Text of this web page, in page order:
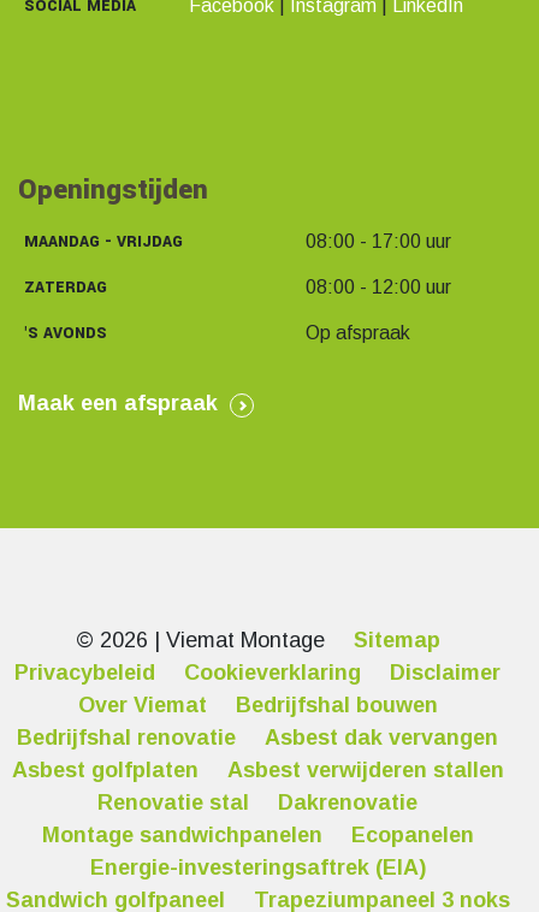
SOCIAL MEDIA Facebook| Instagram| LinkedIn
Openingstijden
MAANDAG - VRIJDAG 08:00 - 17:00 uur
ZATERDAG 08:00 - 12:00 uur
'S AVONDS Op afspraak
Maak een afspraak
© 2026 | Viemat Montage
Sitemap
Privacybeleid
Cookieverklaring
Disclaimer
Over Viemat
Bedrijfshal bouwen
Bedrijfshal renovatie
Asbest dak vervangen
Asbest golfplaten
Asbest verwijderen stallen
Renovatie stal
Dakrenovatie
Montage sandwichpanelen
Ecopanelen
Energie-investeringsaftrek (EIA)
Sandwich golfpaneel
Trapeziumpaneel 3 noks